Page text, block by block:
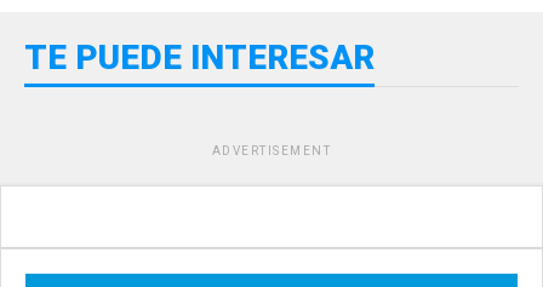
TE PUEDE INTERESAR
ADVERTISEMENT